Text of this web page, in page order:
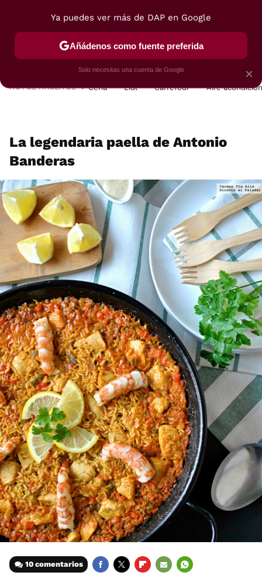
POSTRES VIAJES SELECCIÓN VEGUI
HOY SE HABLA DE Cena Lidl Carrefour Aire
La legendaria paella de Antonio
Banderas
10 comentarios
×
Ya puedes ver más de DAP en Google
Añádenos como fuente preferida
Solo necesitas una cuenta de Google